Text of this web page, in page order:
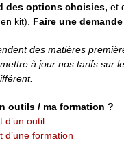
des options choisies, et
kit). Faire une
des matières
à jour nos tarifs sur
outils / ma formation ?
d’un outil
d’une formation